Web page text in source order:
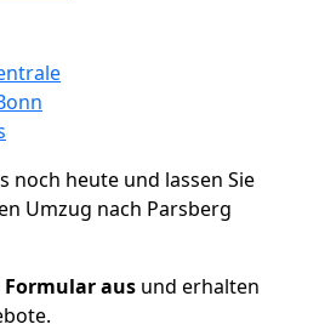
noch heute und lassen Sie
Umzug nach Parsberg
Formular aus und erhalten